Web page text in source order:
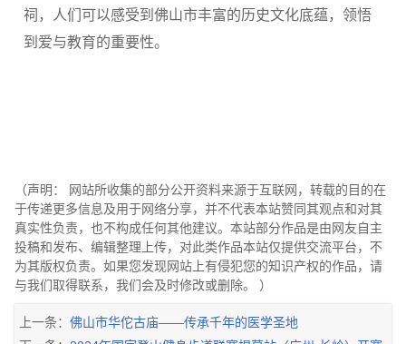
祠，人们可以感受到佛山市丰富的历史文化底蕴，领悟
到爱与教育的重要性。
（声明： 网站所收集的部分公开资料来源于互联网，转载的目的在
于传递更多信息及用于网络分享，并不代表本站赞同其观点和对其
真实性负责，也不构成任何其他建议。本站部分作品是由网友自主
投稿和发布、编辑整理上传，对此类作品本站仅提供交流平台，不
为其版权负责。如果您发现网站上有侵犯您的知识产权的作品，请
与我们取得联系，我们会及时修改或删除。 ）
上一条： 佛山市华佗古庙——传承千年的医学圣地